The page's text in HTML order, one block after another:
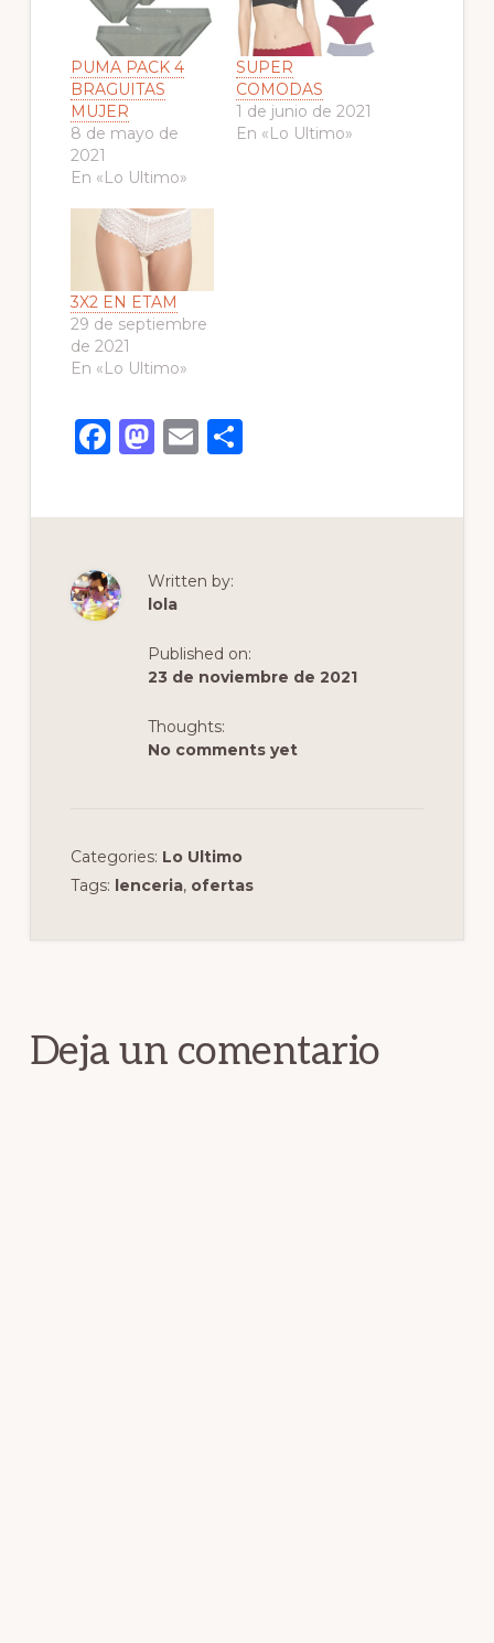
PUMA PACK 4
BRAGUITAS
MUJER
8 de mayo de
2021
En «Lo Ultimo»
SUPER
COMODAS
1 de junio de 2021
En «Lo Ultimo»
3X2 EN ETAM
29 de septiembre
de 2021
En «Lo Ultimo»
F
c
b
o
M
st
d
o
n
E
ai
C
m
r
Written by:
lola
Published on:
23 de noviembre de 2021
Thoughts:
No comments yet
Categories: Lo Ultimo
Tags: lenceria, ofertas
los
lectores
Deja un comentario